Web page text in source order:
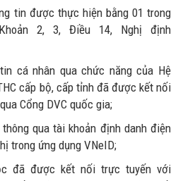
tin được thực hiện bằng 01 trong
2, 3, Điều 14, Nghị định
cá nhân qua chức năng của Hệ
cấp bộ, cấp tỉnh đã được kết nối
Cổng DVC quốc gia;
qua tài khoản định danh điện
trong ứng dụng VNeID;
đã được kết nối trực tuyến với